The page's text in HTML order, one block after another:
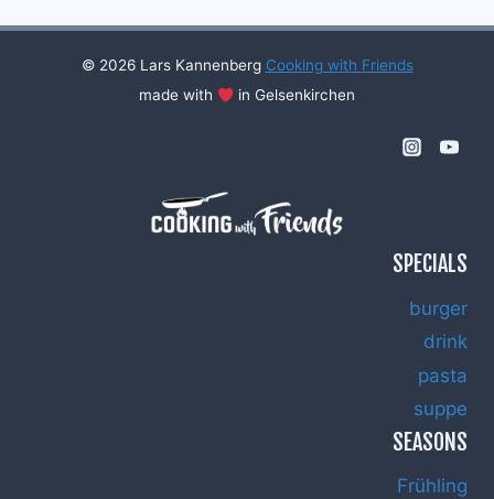
© 2026 Lars Kannenberg Cooking with Friends
made with
in Gelsenkirchen
SPECIALS
burger
drink
pasta
suppe
SEASONS
Frühling